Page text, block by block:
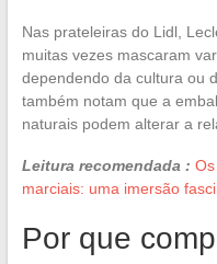
Nas prateleiras do Lidl,
muitas vezes mascaram
dependendo da cultura ou
também notam que a
naturais podem alterar a
Leitura recomendada :
marciais: uma imersão
Por que